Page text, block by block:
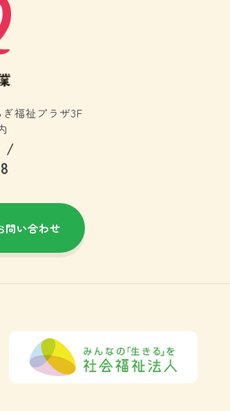
福祉プラザ3F
/
問い合わせ